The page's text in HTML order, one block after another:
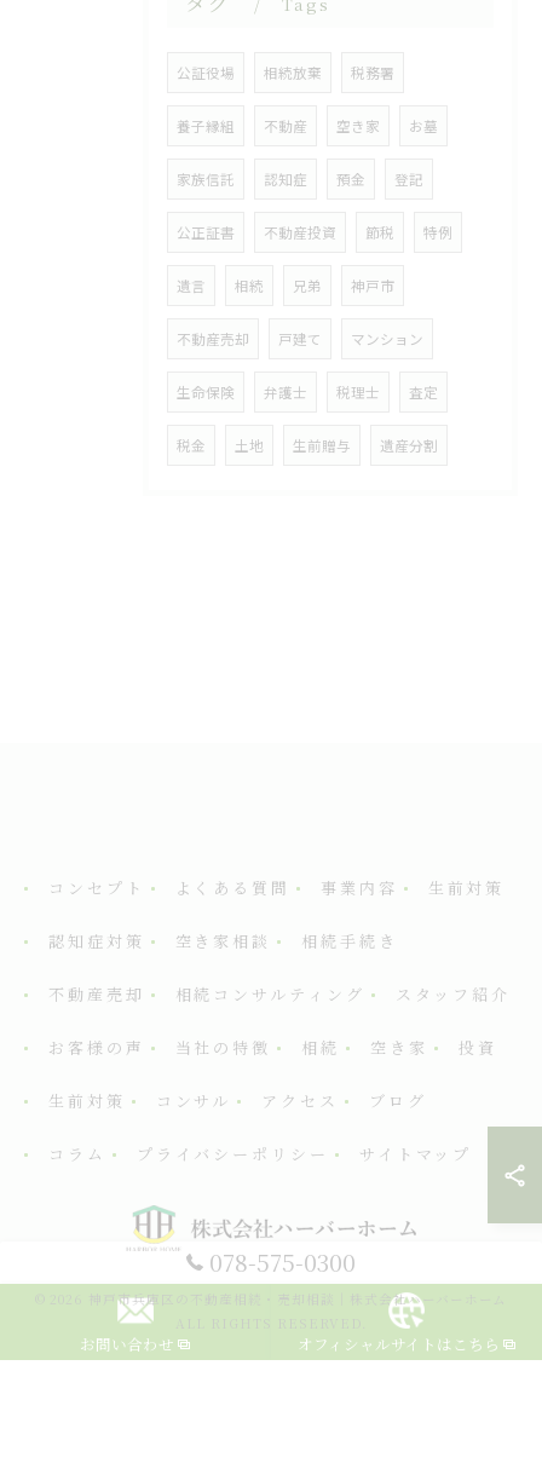
公証役場 相続放棄 税務署
養子縁組 不動産 空き家 お墓
家族信託 認知症 預金 登記
公正証書 不動産投資 節税 特例
遺言 相続 兄弟 神戸市
不動産売却 戸建て マンション
生命保険 弁護士 税理士 査定
税金 土地 生前贈与 遺産分割
078-575-0300
お問い合わせ オフィシャルサイトはこちら
コンセプト よくある質問 事業内容 生前対策
認知症対策 空き家相談 相続手続き
不動産売却 相続コンサルティング スタッフ紹介
お客様の声 当社の特徴 相続 空き家 投資
生前対策 コンサル アクセス ブログ
コラム プライバシーポリシー サイトマップ
© 2026 神戸市兵庫区の不動産相続・売却相談｜株式会社ハーバーホーム
ALL RIGHTS RESERVED.